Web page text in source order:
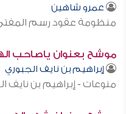
عمرو شاهين
منظومة عقود رسم
موشح بعنوان ياصاحب
إبراهيم بن نايف الجبوري
منوعات - إبراهيم بن نايف